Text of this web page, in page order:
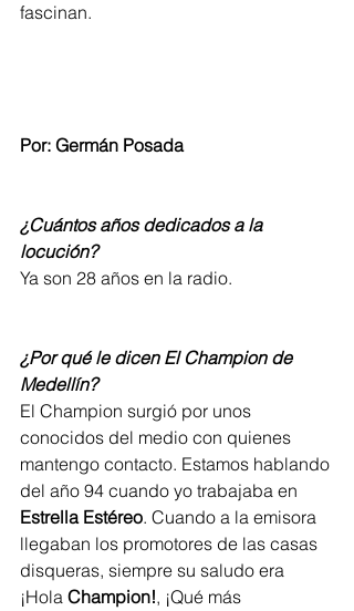
fascinan.
Por: Germán Posada
¿Cuántos años dedicados a la
locución?
Ya son 28 años en la radio.
¿Por qué le dicen El Champion de
Medellín?
El Champion surgió por unos
conocidos del medio con quienes
mantengo contacto. Estamos hablando
del año 94 cuando yo trabajaba en
Estrella Estéreo. Cuando a la emisora
llegaban los promotores de las casas
disqueras, siempre su saludo era
¡Hola Champion!, ¡Qué más